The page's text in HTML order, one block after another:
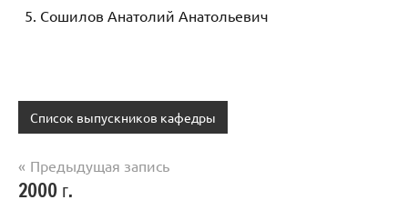
Сошилов Анатолий Анатольевич
Список выпускников кафедры
Навигация
по
Предыдущая запись
2000 г.